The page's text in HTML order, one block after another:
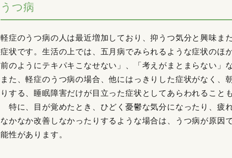
うつ病
軽症のうつ病の人は最近増加しており、抑うつ気分と興味ま
症状です。生活の上では、五月病でみられるような症状のほ
前のようにテキパキこなせない」、「考えがまとまらない」
また、軽症のうつ病の場合、他にはっきりした症状がなく、
りする、睡眠障害だけが目立った症状としてあらわれること
特に、目が覚めたとき、ひどく憂鬱な気分になったり、疲
なかなか改善しなかったりするような場合は、うつ病が原因
能性があります。